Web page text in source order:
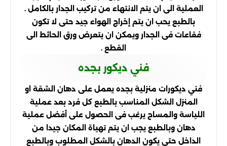
العملية الى ان يتم الانتهاء من تركيب الجدار بالكامل .
بالطبع يحب ان يتم إخراج الهواء جيد حتى لا تكون
فقاعات فى الجدار ويمكن ان يتعرض ورق الحائط الى
القطع .
فني ديكور بجده
فني ديكورات منزلية بجده يعمل على دهان الشقة او
المنزل الشكل المناسب بالطبع كل فرد بعد عملية
اللياسة والمساح يرغب فى الحصول على أفضل عملية
دهان وبالطبع يجب ان يتم تهياة المكان جيدا من
الداخل حتى يكون الدهان بالشكل المطلوب وبالطبع